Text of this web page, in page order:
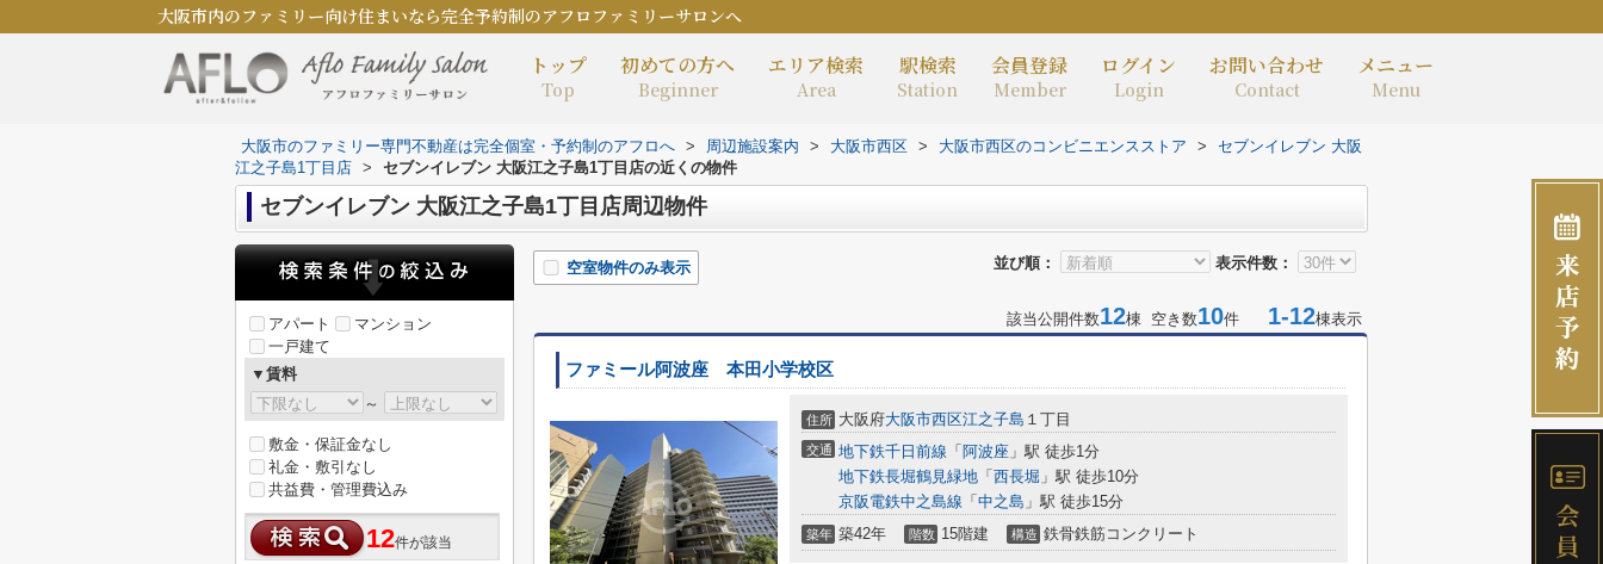
大阪市内のファミリー向け住まいなら完全予約制のアフロファミリーサロンへ
トップ
Top
初めての方へ
Beginner
エリア検索
Area
駅検索
Station
会員登録
Member
ログイン
Login
お問い合わせ
Contact
メニュー
Menu
大阪市のファミリー専門不動産は完全個室・予約制のアフロへ > 周辺施設案内 > 大阪市西区 > 大阪市西区のコンビニエンスストア >
セブンイレブン 大阪
江之子島1丁目店 > セブンイレブン 大阪江之子島1丁目店の近くの物件
セブンイレブン 大阪江之子島1丁目店周辺物件
並び順： 表示件数：
空室物件のみ表示
該当公開件数12棟 空き数10件 1-12棟表示
ファミール阿波座 本田小学校区
住所 大阪府大阪市西区江之子島 １丁目
交通 地下鉄千日前線 「 阿波座 」駅 徒歩1分
地下鉄長堀鶴見緑地 「 西長堀 」駅 徒歩10分
京阪電鉄中之島線 「 中之島 」駅 徒歩15分
築年 築42年 階数 15階建 構造 鉄骨鉄筋コンクリート
アパート
マンション
一戸建て
▼賃料
～
敷金・保証金なし
礼金・敷引なし
共益費・管理費込み
12件が該当